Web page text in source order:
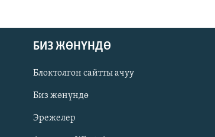
Русский
БИЗ ЖӨНҮНДӨ
Блоктолгон сайтты ачуу
Биз жөнүндө
Эрежелер